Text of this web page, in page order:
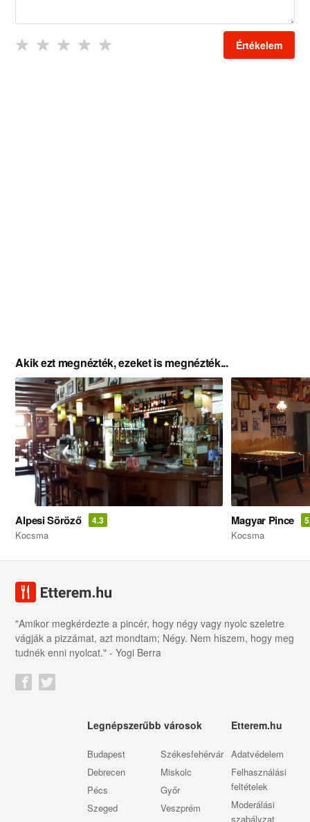
Értékelem
Akik ezt megnézték, ezeket is megnézték...
Alpesi Söröző 4.3
Kocsma
Magyar Pince
Kocsma
"Amikor megkérdezte a pincér, hogy négy vagy nyolc szeletre
vágják a pizzámat, azt mondtam; Négy. Nem hiszem, hogy meg
tudnék enni nyolcat." - Yogi Berra
Legnépszerűbb városok
Budapest
Debrecen
Pécs
Szeged
Székesfehérvár
Miskolc
Győr
Veszprém
Etterem.hu
Adatvédelem
Felhasználási
feltételek
Moderálási
szabályzat